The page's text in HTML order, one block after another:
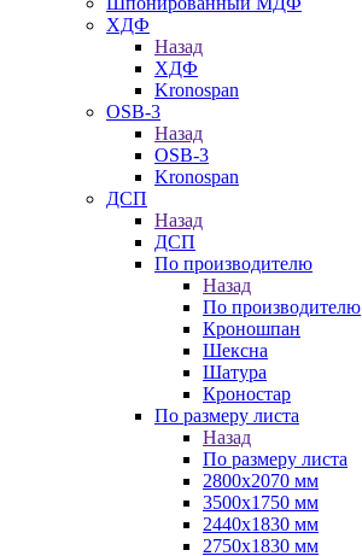
ХДФ
Назад
ХДФ
Kronospan
OSB-3
Назад
OSB-3
Kronospan
ДСП
Назад
ДСП
По производителю
Назад
По производителю
Кроношпан
Шексна
Шатура
Кроностар
По размеру листа
Назад
По размеру листа
2800х2070 мм
3500х1750 мм
2440х1830 мм
2750х1830 мм